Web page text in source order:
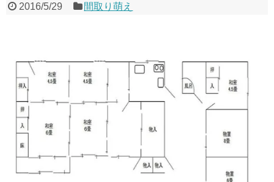
2016/5/29 間取り萌え